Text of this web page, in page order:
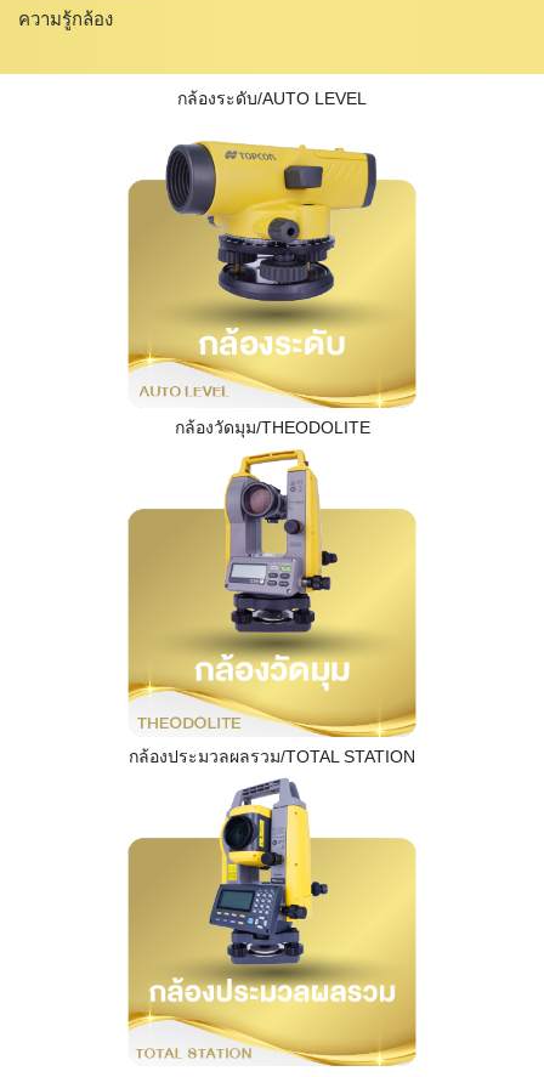
ความรู้กล้อง
กล้องระดับ/AUTO LEVEL
กล้องวัดมุม/THEODOLITE
กล้องประมวลผลรวม/TOTAL STATION